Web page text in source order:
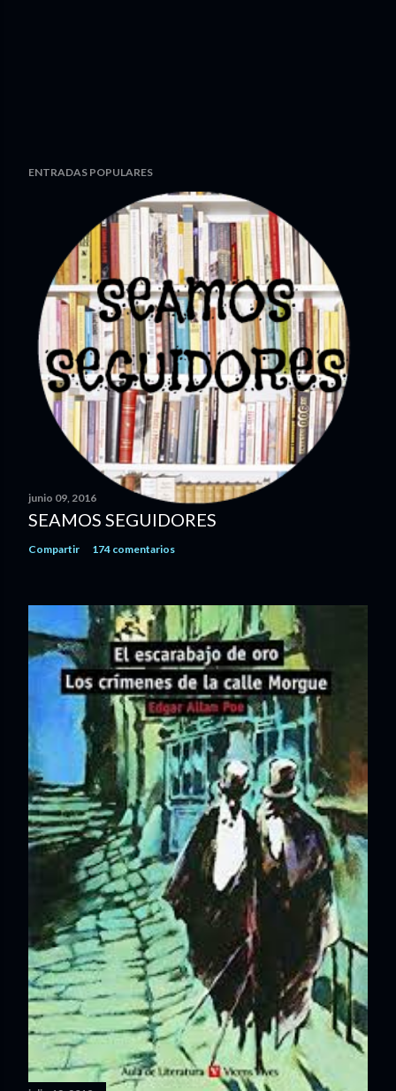
ENTRADAS POPULARES
junio 09, 2016
SEAMOS SEGUIDORES
Compartir 174 comentarios